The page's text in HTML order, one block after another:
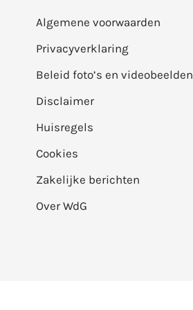
Algemene voorwaarden
Privacyverklaring
Beleid foto’s en videobeelden
Disclaimer
Huisregels
Cookies
Zakelijke berichten
Over WdG